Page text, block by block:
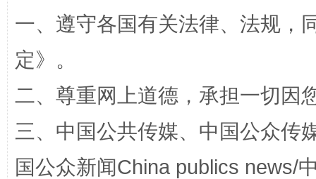
阿坝州三大球赛在茂县开幕 规模
一、遵守各国有关法律、法规，
定》。
二、尊重网上道德，承担一切因
三、中国公共传媒、中国公众传
国公众新闻China publics news/